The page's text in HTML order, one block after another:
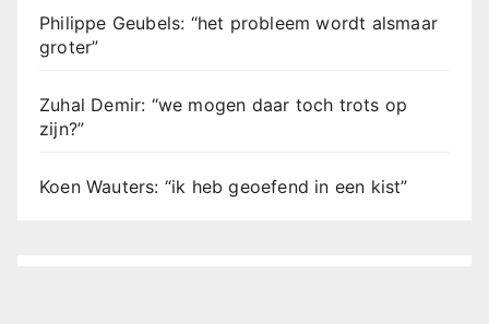
Philippe Geubels: “het probleem wordt alsmaar
groter”
Zuhal Demir: “we mogen daar toch trots op
zijn?”
Koen Wauters: “ik heb geoefend in een kist”